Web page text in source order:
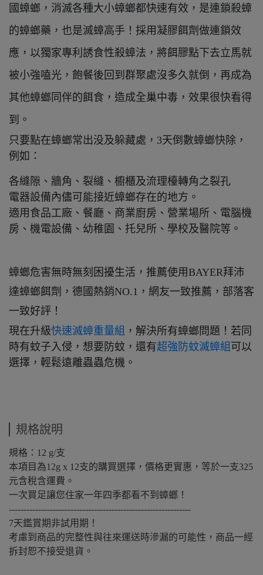
國蟑螂，消滅各種大小蟑螂都快速有效，是連鎖殺蟑
的蟑螂藥，也是滅蟑高手！採用凝膠餌劑做連鎖效
應，以獨家專利誘食性殺蟑法，將餌膠點下去立馬就
被小強嗑光，飽餐後回到群聚處沒多久就倒，再成為
其他蟑螂同伴的餌食，造成全巢中毒，效果很快看得
到。
只要點在蟑螂常出没及躲藏處，3天倒數蟑螂快除，
例如：
各縫隙、牆角、裂縫、櫥櫃及流理檯轉角之裂孔
電器設備內儘可能接近蟑螂存在的地方。
適用食品工廠、餐廳、商業廚房、營業場所、電腦機
房、機電設備、幼稚園、托兒所、學校及醫院等。
蟑螂危害無時無刻困擾生活，推薦使用BAYER拜沛
達蟑螂餌劑，德國熱銷NO.1，網友一致推薦，部落客
一致好評！
現在升級快速滅蟑重量組 ，解決所有蟑螂問題！若同
時有蚊子入侵，想要防蚊，還有超強防蚊滅蟑組 可以
選擇，輕鬆遠離蟲蟲危機。
規格說明
規格：12 g/支
本項目為12g x 12支的購買選擇，價格更實惠，等於一支325
元含稅含運費。
一次買足讓您住家一年四季都看不到蟑螂！
--------------------------------------------------------------
7天鑑賞期非試用期！
考慮到商品的完整性與往來運送時滲漏的可能性，商品一經
拆封恕不接受退貨。